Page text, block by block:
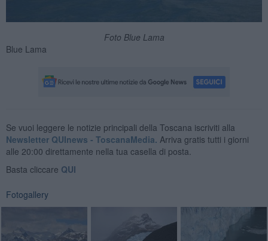
Foto Blue Lama
Blue Lama
Se vuoi leggere le notizie principali della Toscana iscriviti alla
Newsletter QUInews - ToscanaMedia. Arriva gratis tutti i giorni
alle 20:00 direttamente nella tua casella di posta.
Basta cliccare QUI
Fotogallery